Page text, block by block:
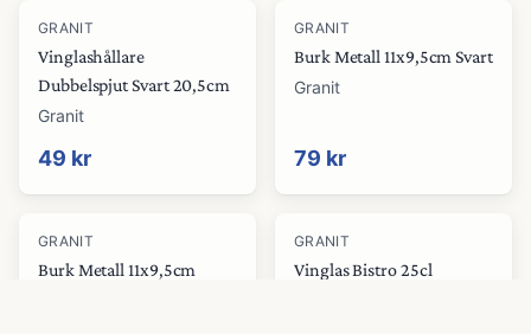
GRANIT
Vinglashållare
Dubbelspjut Svart 20,5cm
Granit
49 kr
GRANIT
Burk Metall 11x9,5cm Svart
Granit
79 kr
GRANIT
Burk Metall 11x9,5cm
GRANIT
Vinglas Bistro 25cl